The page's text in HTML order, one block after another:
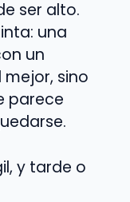
ser alto.
una
un
sino
parece
y tarde o